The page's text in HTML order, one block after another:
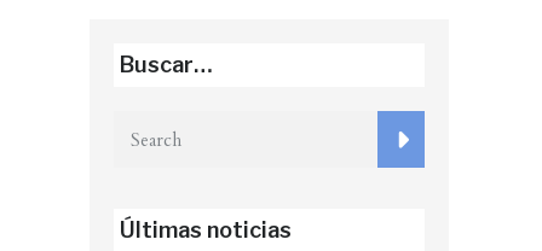
Buscar…
Últimas noticias